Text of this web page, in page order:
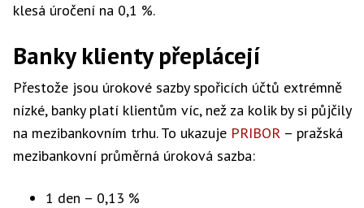
klesá úročení na 0,1 %.
Banky klienty přeplácejí
Přestože jsou úrokové sazby spořicích účtů extrémně
nízké, banky platí klientům víc, než za kolik by si půjčily
na mezibankovním trhu. To ukazuje PRIBOR – pražská
mezibankovní průměrná úroková sazba:
1 den – 0,13 %